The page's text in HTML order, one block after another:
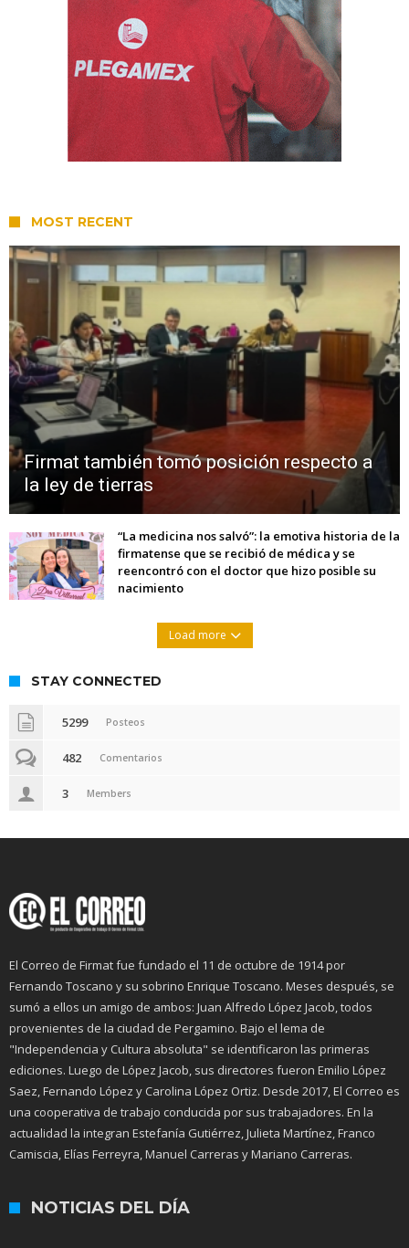
MOST RECENT
Firmat también tomó posición respecto a
la ley de tierras
“La medicina nos salvó”: la emotiva historia de la
firmatense que se recibió de médica y se
reencontró con el doctor que hizo posible su
nacimiento
Load more
STAY CONNECTED
5299 Posteos
482 Comentarios
3 Members
El Correo de Firmat fue fundado el 11 de octubre de 1914 por
Fernando Toscano y su sobrino Enrique Toscano. Meses después, se
sumó a ellos un amigo de ambos: Juan Alfredo López Jacob, todos
provenientes de la ciudad de Pergamino. Bajo el lema de
"Independencia y Cultura absoluta" se identificaron las primeras
ediciones. Luego de López Jacob, sus directores fueron Emilio López
Saez, Fernando López y Carolina López Ortiz. Desde 2017, El Correo es
una cooperativa de trabajo conducida por sus trabajadores. En la
actualidad la integran Estefanía Gutiérrez, Julieta Martínez, Franco
Camiscia, Elías Ferreyra, Manuel Carreras y Mariano Carreras.
NOTICIAS DEL DÍA